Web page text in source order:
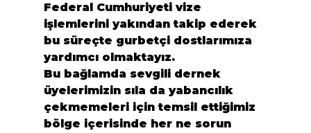
Federal Cumhuriyeti vize
işlemlerini yakından takip ederek
bu süreçte gurbetçi dostlarımıza
yardımcı olmaktayız.
Bu bağlamda sevgili dernek
üyelerimizin sıla da yabancılık
çekmemeleri için temsil ettiğimiz
bölge içerisinde her ne sorun